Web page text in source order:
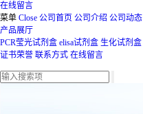
在线留言
菜单 Close 公司首页 公司介绍 公司动态
产品展厅
PCR莹光试剂盒 elisa试剂盒 生化试剂盒
证书荣誉 联系方式 在线留言